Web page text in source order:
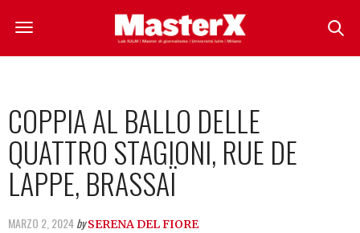
COPPIA AL BALLO DELLE
QUATTRO STAGIONI, RUE DE
LAPPE, BRASSAÏ
MARZO 2, 2024by SERENA DEL FIORE